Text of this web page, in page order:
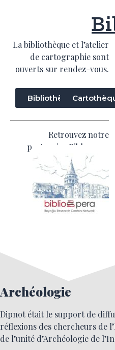
La bibliothèque et l’atelier
de cartographie sont
ouverts sur rendez-vous.
Bibliothèque
Retrouvez notre
partenaire Biblopera :
Archéologie
Dipnot était le support de
réflexions des chercheurs de
de l’unité d’Archéologie de